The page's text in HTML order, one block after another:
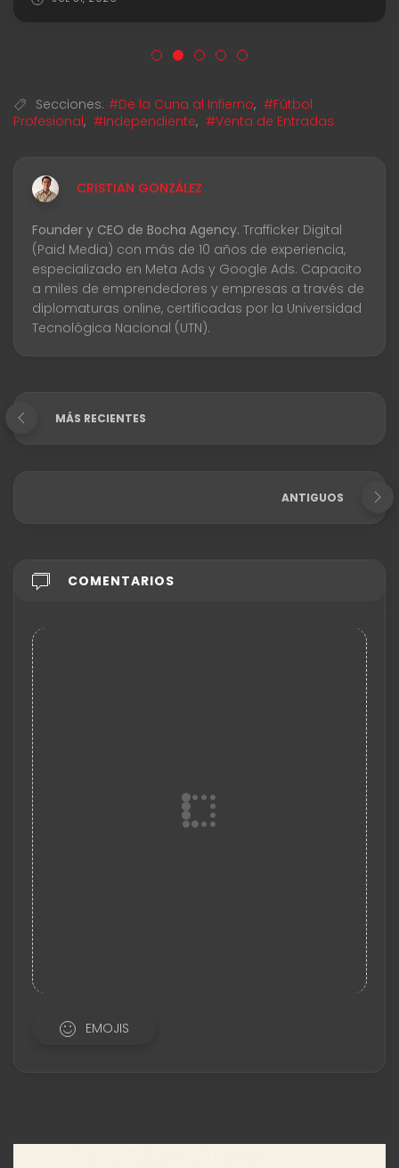
Secciones: #De la Cuna al Infierno, #Fútbol
Profesional, #Independiente, #Venta de Entradas
CRISTIAN GONZÁLEZ
Founder y CEO de Bocha Agency. Trafficker Digital
(Paid Media) con más de 10 años de experiencia,
especializado en Meta Ads y Google Ads. Capacito
a miles de emprendedores y empresas a través de
diplomaturas online, certificadas por la Universidad
Tecnológica Nacional (UTN).
MÁS RECIENTES
ANTIGUOS
COMENTARIOS
EMOJIS